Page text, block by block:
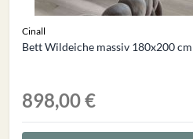
Cinall
Bett Wildeiche massiv 180x200
898,00 €